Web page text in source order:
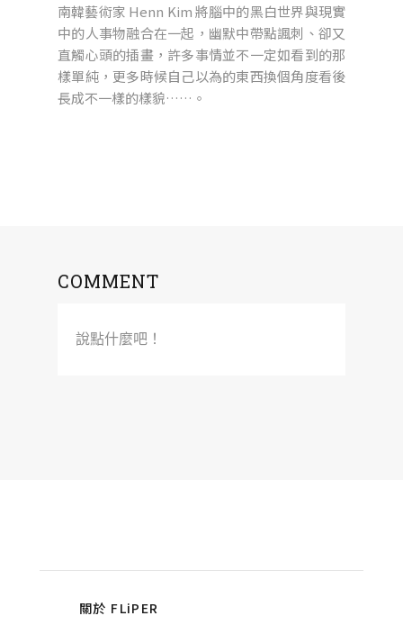
南韓藝術家 Henn Kim 將腦中的黑白世界與現實
中的人事物融合在一起，幽默中帶點諷刺、卻又
直觸心頭的插畫，許多事情並不一定如看到的那
樣單純，更多時候自己以為的東西換個角度看後
長成不一樣的樣貌……。
COMMENT
說點什麼吧！
關於 FLiPER